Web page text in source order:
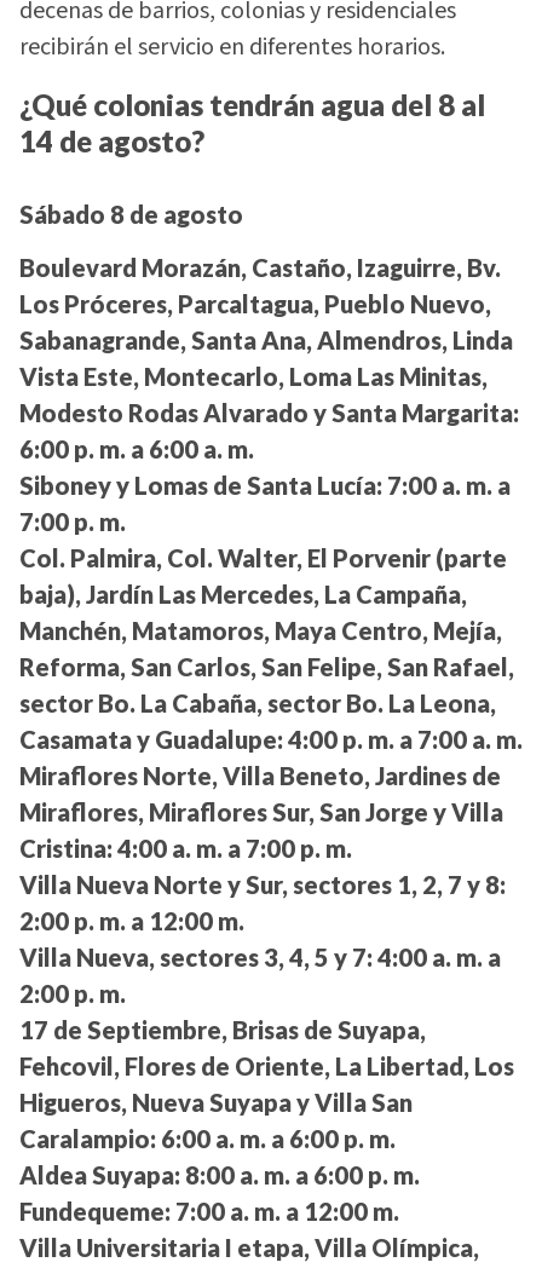
decenas de barrios, colonias y residenciales
recibirán el servicio en diferentes horarios.
¿Qué colonias tendrán agua del 8 al
14 de agosto?
Sábado 8 de agosto
Boulevard Morazán, Castaño, Izaguirre, Bv.
Los Próceres, Parcaltagua, Pueblo Nuevo,
Sabanagrande, Santa Ana, Almendros, Linda
Vista Este, Montecarlo, Loma Las Minitas,
Modesto Rodas Alvarado y Santa Margarita:
6:00 p. m. a 6:00 a. m.
Siboney y Lomas de Santa Lucía: 7:00 a. m. a
7:00 p. m.
Col. Palmira, Col. Walter, El Porvenir (parte
baja), Jardín Las Mercedes, La Campaña,
Manchén, Matamoros, Maya Centro, Mejía,
Reforma, San Carlos, San Felipe, San Rafael,
sector Bo. La Cabaña, sector Bo. La Leona,
Casamata y Guadalupe: 4:00 p. m. a 7:00 a. m.
Miraflores Norte, Villa Beneto, Jardines de
Miraflores, Miraflores Sur, San Jorge y Villa
Cristina: 4:00 a. m. a 7:00 p. m.
Villa Nueva Norte y Sur, sectores 1, 2, 7 y 8:
2:00 p. m. a 12:00 m.
Villa Nueva, sectores 3, 4, 5 y 7: 4:00 a. m. a
2:00 p. m.
17 de Septiembre, Brisas de Suyapa,
Fehcovil, Flores de Oriente, La Libertad, Los
Higueros, Nueva Suyapa y Villa San
Caralampio: 6:00 a. m. a 6:00 p. m.
Aldea Suyapa: 8:00 a. m. a 6:00 p. m.
Fundequeme: 7:00 a. m. a 12:00 m.
Villa Universitaria I etapa, Villa Olímpica,